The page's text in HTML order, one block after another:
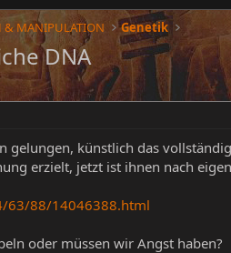
& MANIPULATION Genetik
DNA
gelungen, künstlich das
erzielt, jetzt ist ihnen nach
63/88/14046388.html
oder müssen wir Angst haben?